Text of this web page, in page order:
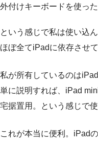
外付けキーボードを使っ
という感じで私は使い込
ほぼ全てiPadに依存させて
私が所有しているのは
単に説明すれば、iPad
宅据置用。という感じで使
これが本当に便利。iPad